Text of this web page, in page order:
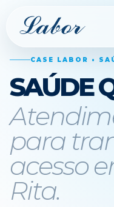
CASE LABOR •
SAÚDE
para
acesso
Rita.